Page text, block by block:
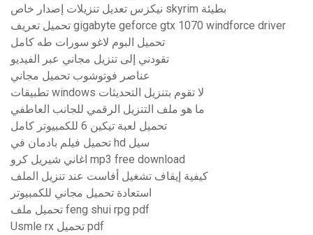
نيكزس تعديل تنزيلات إصدار خاص skyrim بطيئة
تحميل تعريف gigabyte geforce gtx 1070 windforce driver
تحميل البوم لاغو سورات طه كامل
تقودني إلى تنزيل مجاني عبر الفيديو
عناصر فوتوشوب تحميل مجاني
تطبيقات windows لا تقوم بتنزيل التحديثات
ما هو ملف التنزيل الرقمي للجانب العاطفي
تحميل لعبة تيكين 6 للكمبيوتر كامل
تحميل فيلم بادمان في hd سيل
اغاني شيريل كرو mp3 free download
كيفية إيقاف تشغيل أفاست عند تنزيل الملف
استعادة تحميل مجاني للكمبيوتر
تحميل ملف feng shui rpg pdf
Usmle rx تحميل pdf